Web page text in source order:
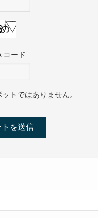
コード
トではありません。